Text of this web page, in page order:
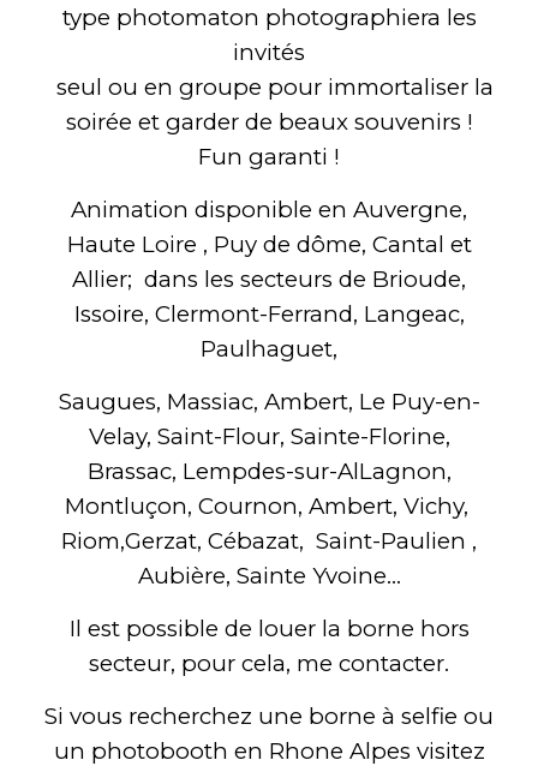
type photomaton photographiera les
invités
seul ou en groupe pour immortaliser la
soirée et garder de beaux souvenirs !
Fun garanti !
Animation disponible en Auvergne,
Haute Loire , Puy de dôme, Cantal et
Allier; dans les secteurs de Brioude,
Issoire, Clermont-Ferrand, Langeac,
Paulhaguet,
Saugues, Massiac, Ambert, Le Puy-en-
Velay, Saint-Flour, Sainte-Florine,
Brassac, Lempdes-sur-AlLagnon,
Montluçon, Cournon, Ambert, Vichy,
Riom,Gerzat, Cébazat, Saint-Paulien ,
Aubière, Sainte Yvoine...
Il est possible de louer la borne hors
secteur, pour cela, me contacter.
Si vous recherchez une borne à selfie ou
un photobooth en Rhone Alpes visitez